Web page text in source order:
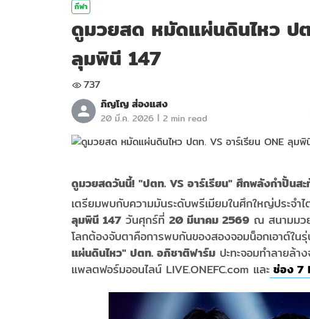
กีฬา
ดูมวยสด หมัดแผ่นดินไหว ปต
ลุมพินี 147
737
ภิญโญ ส่องแสง
20 มี.ค. 2026 | 2 min read
ดูมวยสดวันนี้! "ปตท. VS อาร์เรียน" ศึกพลังกำปั้นส
เตรียมพบกับความมันระดับพรีเมียมในศึกใหญ่ประจ
ลุมพินี 147 วันศุกร์ที่ 20 มีนาคม 2569 ณ สนามมว
โลกต้องจับตาคือการพบกันของสองจอมน็อกเอาต์ใน
แผ่นดินไหว" ปตท. อภิชาติฟาร์ม ปะทะจอมทำลายล้า
แพลตฟอร์มออนไลน์ LIVE.ONEFC.com และ ช่อง 7